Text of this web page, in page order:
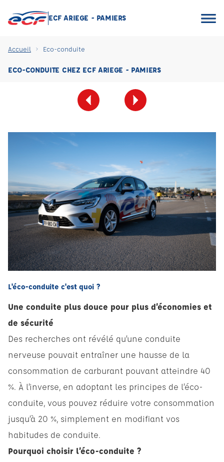
ECF ARIEGE - PAMIERS
Accueil Eco-conduite
ECO-CONDUITE CHEZ ECF ARIEGE - PAMIERS
L'éco-conduite c'est quoi ?
Une conduite plus douce pour plus d’économies et
de sécurité
Des recherches ont révélé qu’une conduite
nerveuse pouvait entraîner une hausse de la
consommation de carburant pouvant atteindre 40
%. À l’inverse, en adoptant les principes de l’éco-
conduite, vous pouvez réduire votre consommation
jusqu’à 20 %, simplement en modifiant vos
habitudes de conduite.
Pourquoi choisir l’éco-conduite ?